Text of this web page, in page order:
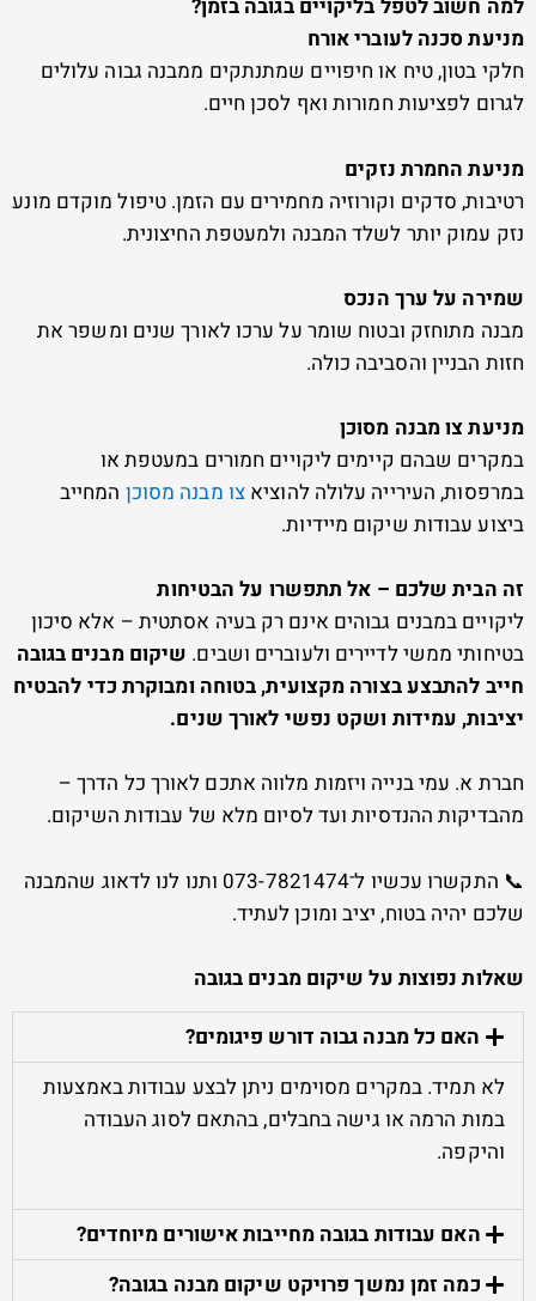
למה חשוב לטפל בליקויים בגובה בזמן?
מניעת סכנה לעוברי אורח
חלקי בטון, טיח או חיפויים שמתנתקים ממבנה גבוה עלולים
לגרום לפציעות חמורות ואף לסכן חיים.
מניעת החמרת נזקים
רטיבות, סדקים וקורוזיה מחמירים עם הזמן. טיפול מוקדם מונע
נזק עמוק יותר לשלד המבנה ולמעטפת החיצונית.
שמירה על ערך הנכס
מבנה מתוחזק ובטוח שומר על ערכו לאורך שנים ומשפר את
חזות הבניין והסביבה כולה.
מניעת צו מבנה מסוכן
במקרים שבהם קיימים ליקויים חמורים במעטפת או
במרפסות, העירייה עלולה להוציא צו מבנה מסוכן המחייב
ביצוע עבודות שיקום מיידיות.
זה הבית שלכם – אל תתפשרו על הבטיחות
ליקויים במבנים גבוהים אינם רק בעיה אסתטית – אלא סיכון
בטיחותי ממשי לדיירים ולעוברים ושבים. שיקום מבנים בגובה
חייב להתבצע בצורה מקצועית, בטוחה ומבוקרת כדי להבטיח
יציבות, עמידות ושקט נפשי לאורך שנים.
חברת א. עמי בנייה ויזמות מלווה אתכם לאורך כל הדרך –
מהבדיקות ההנדסיות ועד לסיום מלא של עבודות השיקום.
📞 התקשרו עכשיו ל־073-7821474 ותנו לנו לדאוג שהמבנה
שלכם יהיה בטוח, יציב ומוכן לעתיד.
שאלות נפוצות על שיקום מבנים בגובה
האם כל מבנה גבוה דורש פיגומים?
לא תמיד. במקרים מסוימים ניתן לבצע עבודות באמצעות
במות הרמה או גישה בחבלים, בהתאם לסוג העבודה
והיקפה.
האם עבודות בגובה מחייבות אישורים מיוחדים?
כמה זמן נמשך פרויקט שיקום מבנה בגובה?